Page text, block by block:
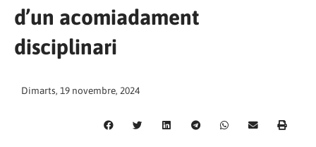
d’un acomiadament
disciplinari
Dimarts, 19 novembre, 2024